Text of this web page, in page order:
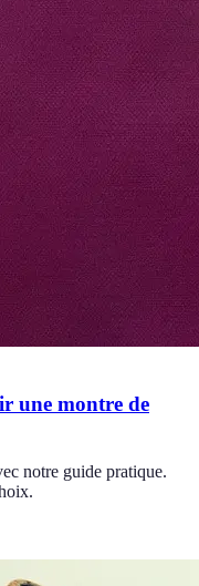
une montre de
notre guide pratique.